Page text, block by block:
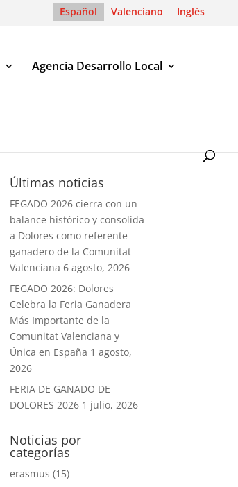
Español Valenciano Inglés
Agencia Desarrollo Local
Últimas noticias
FEGADO 2026 cierra con un
balance histórico y consolida
a Dolores como referente
ganadero de la Comunitat
Valenciana 6 agosto, 2026
FEGADO 2026: Dolores
Celebra la Feria Ganadera
Más Importante de la
Comunitat Valenciana y
Única en España 1 agosto,
2026
FERIA DE GANADO DE
DOLORES 2026 1 julio, 2026
Noticias por
categorías
erasmus (15)